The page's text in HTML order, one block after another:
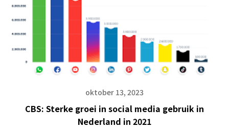
oktober 13, 2023
CBS: Sterke groei in social media gebruik in
Nederland in 2021